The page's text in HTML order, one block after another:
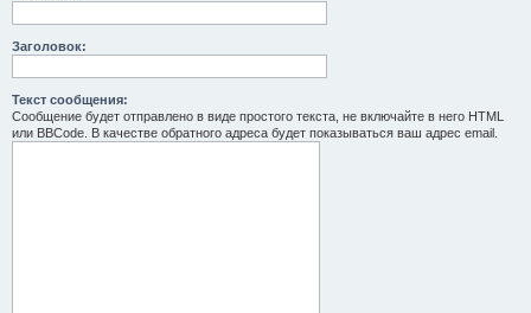
Заголовок:
Текст сообщения:
Сообщение будет отправлено в виде простого текста, не включайте в него HTML
или BBCode. В качестве обратного адреса будет показываться ваш адрес email.